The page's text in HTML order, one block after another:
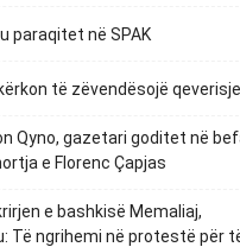
paraqitet në SPAK
të zëvendësojë
Qyno, gazetari goditet në
e Florenc Çapjas
e bashkisë Memaliaj,
Të ngrihemi në protestë për